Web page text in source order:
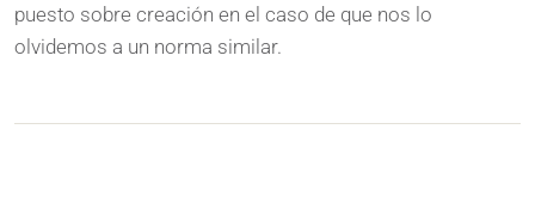
puesto sobre creación en el caso de que nos lo
olvidemos a un norma similar.